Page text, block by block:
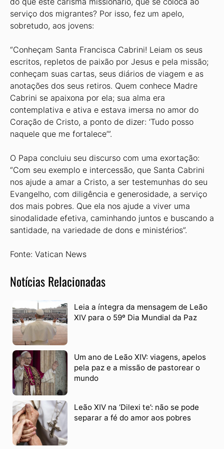
serviço dos migrantes? Por isso, fez um apelo,
sobretudo, aos jovens:
“Conheçam Santa Francisca Cabrini! Leiam os seus
escritos, repletos de paixão por Jesus e pela missão;
conheçam suas cartas, seus diários de viagem e as
anotações dos seus retiros. Quem conhece Madre
Cabrini se apaixona por ela; sua alma era
contemplativa e ativa e estava imersa no amor do
Coração de Cristo, a ponto de dizer: ‘Tudo posso
naquele que me fortalece’”.
O Papa concluiu seu discurso com uma exortação:
“Com seu exemplo e intercessão, que Santa Cabrini
nos ajude a amar a Cristo, a ser testemunhas do seu
Evangelho, com diligência e generosidade, a serviço
dos mais pobres. Que ela nos ajude a viver uma
sinodalidade efetiva, caminhando juntos e buscando a
santidade, na variedade de dons e ministérios”.
Fonte: Vatican News
Notícias Relacionadas
Leia a íntegra da mensagem de Leão
XIV para o 59º Dia Mundial da Paz
Um ano de Leão XIV: viagens, apelos
pela paz e a missão de pastorear o
mundo
Leão XIV na ‘Dilexi te’: não se pode
separar a fé do amor aos pobres